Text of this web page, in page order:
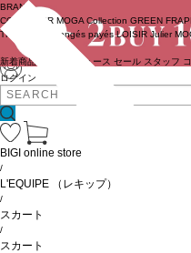
ログイン
BRAND
COUTURIER MOGA Collection GREEN
TRISTESSE
congés payés LOISIR Julier
新着商品 ニュース セール スタッフ
BIGI online store
/
L'EQUIPE （レキップ）
/
スカート
/
スカート